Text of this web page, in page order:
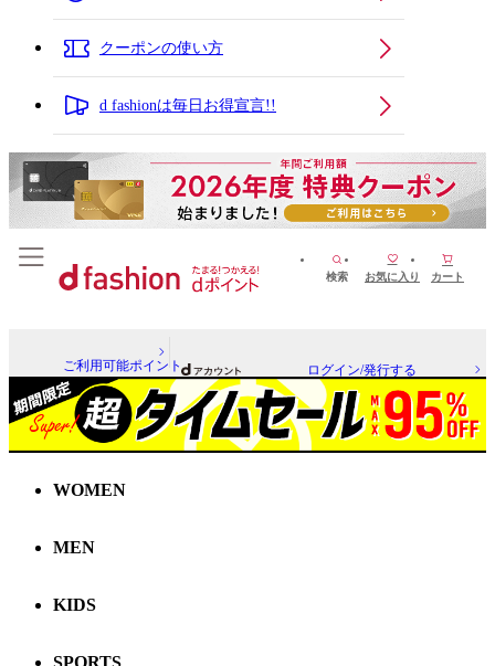
クーポンの使い方
d fashionは毎日お得宣言!!
検索 お気に入り カート
ご利用可能ポイント ログイン/発行する
WOMEN
MEN
KIDS
SPORTS